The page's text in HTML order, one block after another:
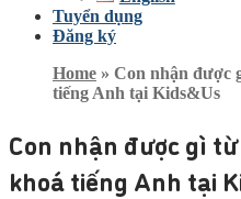
Tuyển dụng
Đăng ký
Home » Con nhận được
tiếng Anh tại Kids&Us
Con nhận được gì
khoá tiếng Anh tại